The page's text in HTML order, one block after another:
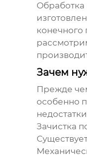
Обработка
конечного
Зачем
Прежде
особенно
Зачистка